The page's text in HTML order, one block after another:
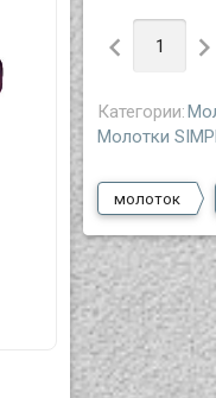
 
Категории:
Молотки
молоток